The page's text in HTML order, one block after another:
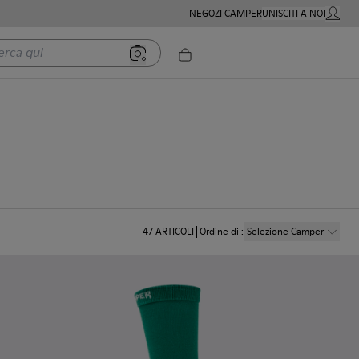
NEGOZI CAMPERUNISCITI A NOIMIO
qui
47ARTICOLI Ordine di : Selezione Camper